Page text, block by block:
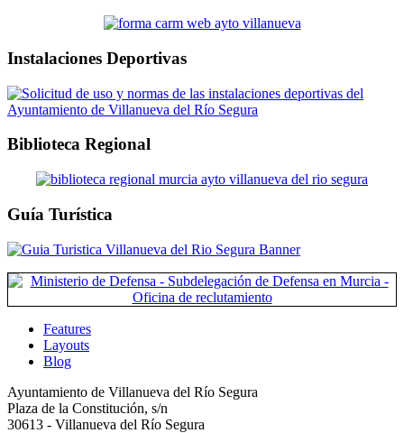
Instalaciones Deportivas
Biblioteca Regional
Guía Turística
Features
Layouts
Blog
Ayuntamiento de Villanueva del Río Segura
Plaza de la Constitución, s/n
30613 - Villanueva del Río Segura